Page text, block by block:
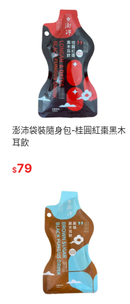
澎沛袋裝隨身包-桂圓紅棗黑木
耳飲
$79